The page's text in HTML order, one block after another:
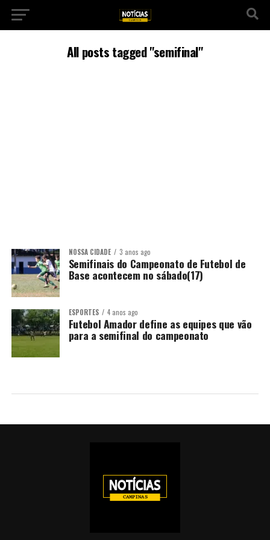
All posts tagged "semifinal"
NOSSA CIDADE 3 anos ago
Semifinais do Campeonato de Futebol de
Base acontecem no sábado(17)
ESPORTES 4 anos ago
Futebol Amador define as equipes que vão
para a semifinal do campeonato